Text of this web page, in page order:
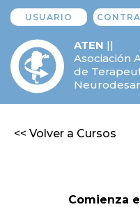
ATEN ||
Asociación
de
<< Volver a Cursos
Comienza